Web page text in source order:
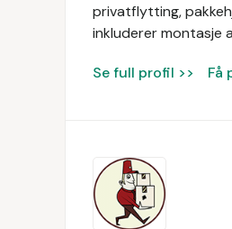
privatflytting,
inkluderer montasje
Se full profil >> Få